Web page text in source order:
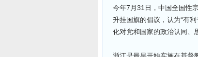
今年7月31日，中国全国性
升挂国旗的倡议，认为“有
化对党和国家的政治认同、